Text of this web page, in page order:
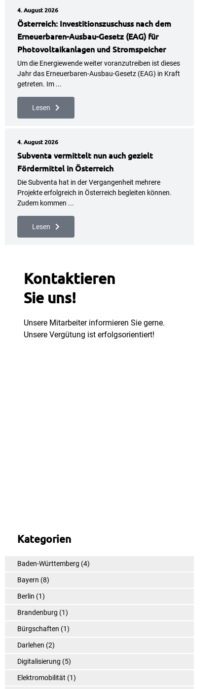
4. August 2026
Österreich: Investitionszuschuss nach dem
Erneuerbaren-Ausbau-Gesetz (EAG) für
Photovoltaikanlagen und Stromspeicher
Um die Energiewende weiter voranzutreiben ist dieses
Jahr das Erneuerbaren-Ausbau-Gesetz (EAG) in Kraft
getreten. Im ...
Lesen
4. August 2026
Subventa vermittelt nun auch gezielt
Fördermittel in Österreich
Die Subventa hat in der Vergangenheit mehrere
Projekte erfolgreich in Österreich begleiten können.
Zudem kommen ...
Lesen
Kontaktieren
Sie uns!
Unsere Mitarbeiter informieren Sie gerne.
Unsere Vergütung ist erfolgsorientiert!
Kategorien
Baden-Württemberg (4)
Bayern (8)
Berlin (1)
Brandenburg (1)
Bürgschaften (1)
Darlehen (2)
Digitalisierung (5)
Elektromobilität (1)